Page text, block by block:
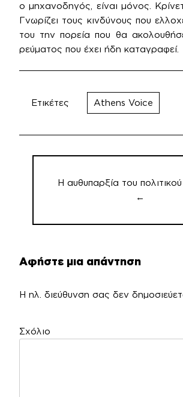
ο μηχανοδηγός, είναι μόνος.
Γνωρίζει τους κινδύνους που
του την πορεία που θα
ρεύματος που έχει ήδη καταγραφεί.
Ετικέτες Athens Voice
Πλοήγηση
Η αυθυπαρξία του
←
Αφήστε μια απάντηση
Η ηλ. διεύθυνση σας δεν